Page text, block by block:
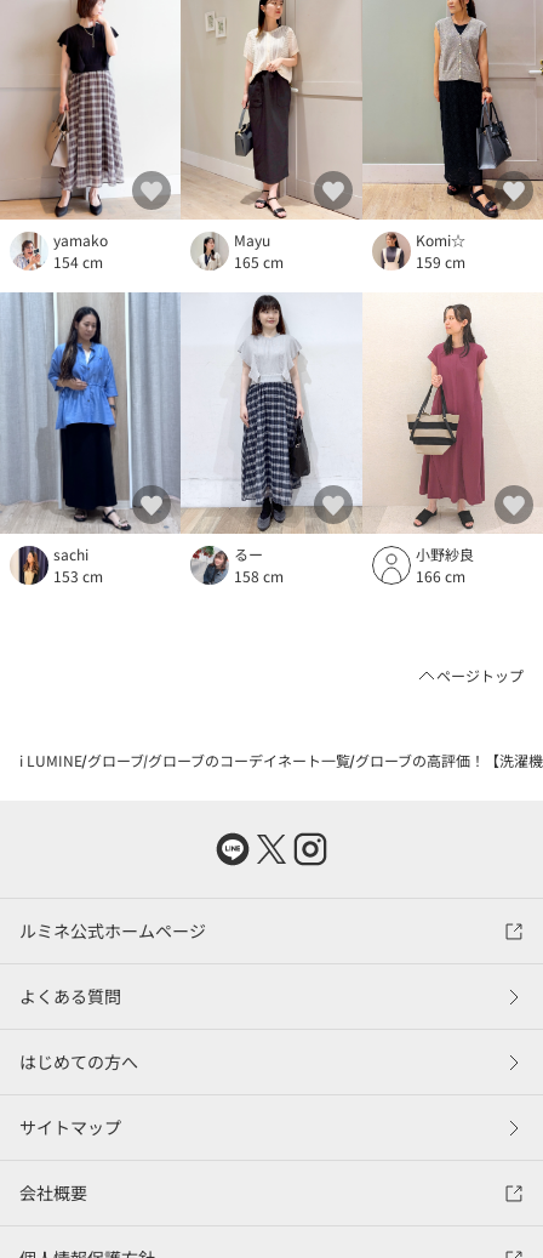
yamako
154 cm
Mayu
165 cm
Komi☆
159 cm
sachi
153 cm
るー
158 cm
小野紗良
166 cm
ページトップ
i LUMINE グローブ グローブのコーデイネート一覧 グローブの高評価！【洗濯
ルミネ公式ホームページ
よくある質問
はじめての方へ
サイトマップ
会社概要